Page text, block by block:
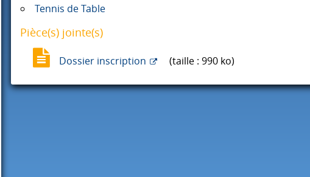
Tennis de Table
Pièce(s) jointe(s)
Dossier inscription (taille : 990 ko)